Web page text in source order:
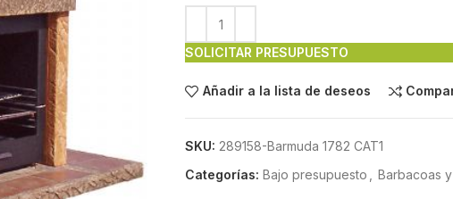
SOLICITAR PRESUPUESTO
Añadir a la lista de deseos
SKU: 289158-Barmuda 1782 CAT1
Categorías: Bajo presupuesto Barbacoas